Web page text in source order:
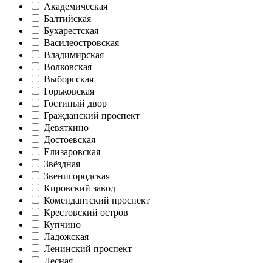
Академическая
Балтийская
Бухарестская
Василеостровская
Владимирская
Волковская
Выборгская
Горьковская
Гостиный двор
Гражданский проспект
Девяткино
Достоевская
Елизаровская
Звёздная
Звенигородская
Кировский завод
Комендантский проспект
Крестовский остров
Купчино
Ладожская
Ленинский проспект
Лесная